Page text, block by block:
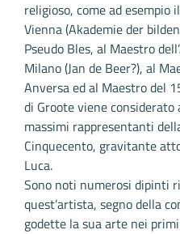
religioso, come ad esempio il
Vienna (Akademie der
Pseudo Bles, al Maestro
Milano (Jan de Beer?), al
Anversa ed al Maestro del
di Groote viene considerato
massimi rappresentanti
Cinquecento, gravitante
Luca.
Sono noti numerosi dipinti
quest’artista, segno della
godette la sua arte nei